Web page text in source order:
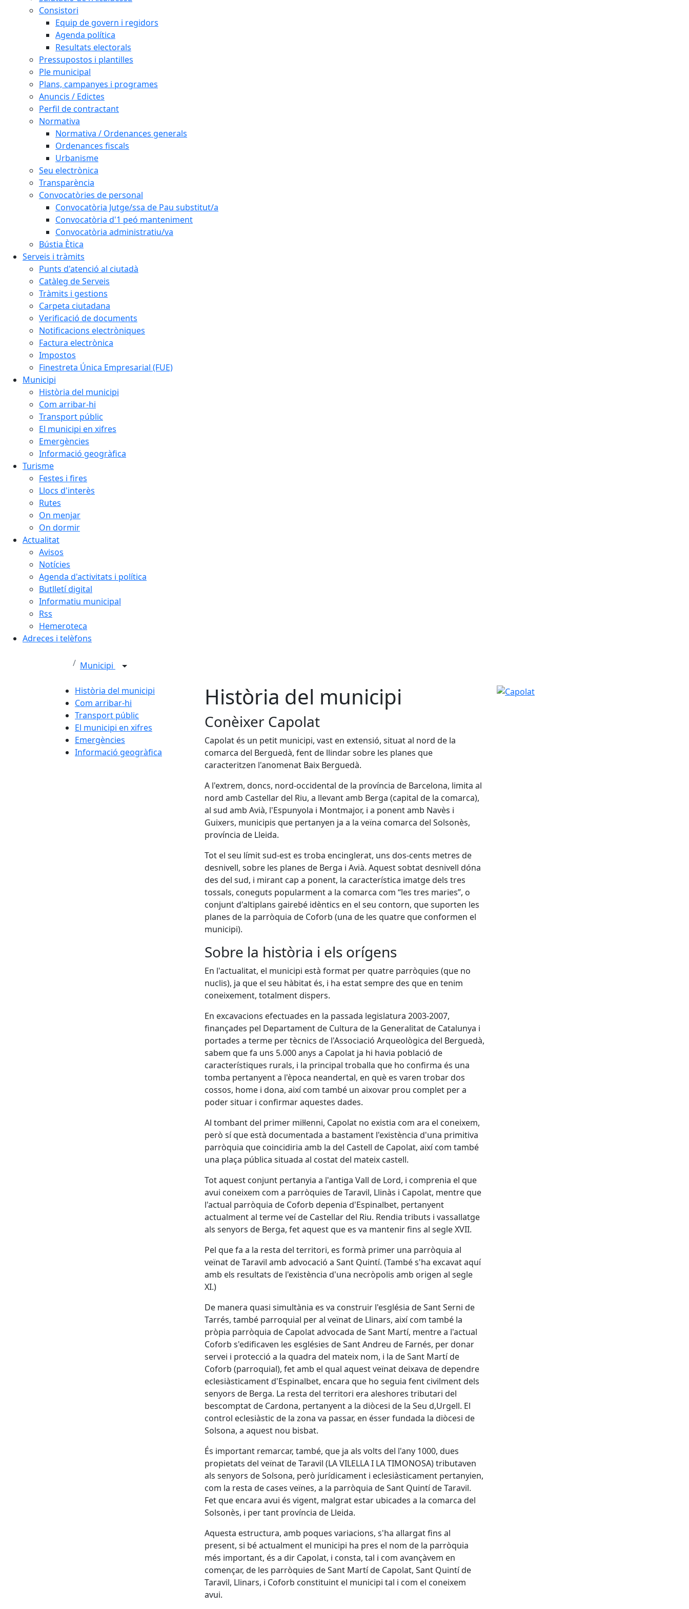
Consistori
Equip de govern i regidors
Agenda política
Resultats electorals
Pressupostos i plantilles
Ple municipal
Plans, campanyes i programes
Anuncis / Edictes
Perfil de contractant
Normativa
Normativa / Ordenances generals
Ordenances fiscals
Urbanisme
Seu electrònica
Transparència
Convocatòries de personal
Convocatòria Jutge/ssa de Pau substitut/a
Convocatòria d'1 peó manteniment
Convocatòria administratiu/va
Bústia Ètica
Serveis i tràmits
Punts d'atenció al ciutadà
Catàleg de Serveis
Tràmits i gestions
Carpeta ciutadana
Verificació de documents
Notificacions electròniques
Factura electrònica
Impostos
Finestreta Única Empresarial (FUE)
Municipi
Història del municipi
Com arribar-hi
Transport públic
El municipi en xifres
Emergències
Informació geogràfica
Turisme
Festes i fires
Llocs d'interès
Rutes
On menjar
On dormir
Actualitat
Avisos
Notícies
Agenda d'activitats i política
Butlletí digital
Informatiu municipal
Rss
Hemeroteca
Adreces i telèfons
Municipi
Història del municipi
Com arribar-hi
Transport públic
El municipi en xifres
Emergències
Informació geogràfica
Història del municipi
Conèixer Capolat
Capolat és un petit municipi, vast en extensió, situat al nord de la
comarca del Berguedà, fent de llindar sobre les planes que
caracteritzen l'anomenat Baix Berguedà.
A l'extrem, doncs, nord-occidental de la província de Barcelona, limita al
nord amb Castellar del Riu, a llevant amb Berga (capital de la comarca),
al sud amb Avià, l'Espunyola i Montmajor, i a ponent amb Navès i
Guixers, municipis que pertanyen ja a la veïna comarca del Solsonès,
província de Lleida.
Tot el seu límit sud-est es troba encinglerat, uns dos-cents metres de
desnivell, sobre les planes de Berga i Avià. Aquest sobtat desnivell dóna
des del sud, i mirant cap a ponent, la característica imatge dels tres
tossals, coneguts popularment a la comarca com “les tres maries”, o
conjunt d'altiplans gairebé idèntics en el seu contorn, que suporten les
planes de la parròquia de Coforb (una de les quatre que conformen el
municipi).
Sobre la història i els orígens
En l'actualitat, el municipi està format per quatre parròquies (que no
nuclis), ja que el seu hàbitat és, i ha estat sempre des que en tenim
coneixement, totalment dispers.
En excavacions efectuades en la passada legislatura 2003-2007,
finançades pel Departament de Cultura de la Generalitat de Catalunya i
portades a terme per tècnics de l'Associació Arqueològica del Berguedà,
sabem que fa uns 5.000 anys a Capolat ja hi havia població de
característiques rurals, i la principal troballa que ho confirma és una
tomba pertanyent a l'època neandertal, en què es varen trobar dos
cossos, home i dona, així com també un aixovar prou complet per a
poder situar i confirmar aquestes dades.
Al tombant del primer mil·lenni, Capolat no existia com ara el coneixem,
però sí que està documentada a bastament l'existència d'una primitiva
parròquia que coincidiria amb la del Castell de Capolat, així com també
una plaça pública situada al costat del mateix castell.
Tot aquest conjunt pertanyia a l'antiga Vall de Lord, i comprenia el que
avui coneixem com a parròquies de Taravil, Llinàs i Capolat, mentre que
l'actual parròquia de Coforb depenia d'Espinalbet, pertanyent
actualment al terme veí de Castellar del Riu. Rendia tributs i vassallatge
als senyors de Berga, fet aquest que es va mantenir fins al segle XVII.
Pel que fa a la resta del territori, es formà primer una parròquia al
veïnat de Taravil amb advocació a Sant Quintí. (També s'ha excavat aquí
amb els resultats de l'existència d'una necròpolis amb origen al segle
XI.)
De manera quasi simultània es va construir l'església de Sant Serni de
Tarrés, també parroquial per al veïnat de Llinars, així com també la
pròpia parròquia de Capolat advocada de Sant Martí, mentre a l'actual
Coforb s'edificaven les esglésies de Sant Andreu de Farnés, per donar
servei i protecció a la quadra del mateix nom, i la de Sant Martí de
Coforb (parroquial), fet amb el qual aquest veïnat deixava de dependre
eclesiàsticament d'Espinalbet, encara que ho seguia fent civilment dels
senyors de Berga. La resta del territori era aleshores tributari del
bescomptat de Cardona, pertanyent a la diòcesi de la Seu d,Urgell. El
control eclesiàstic de la zona va passar, en ésser fundada la diòcesi de
Solsona, a aquest nou bisbat.
És important remarcar, també, que ja als volts del l'any 1000, dues
propietats del veïnat de Taravil (LA VILELLA I LA TIMONOSA) tributaven
als senyors de Solsona, però jurídicament i eclesiàsticament pertanyien,
com la resta de cases veïnes, a la parròquia de Sant Quintí de Taravil.
Fet que encara avui és vigent, malgrat estar ubicades a la comarca del
Solsonès, i per tant província de Lleida.
Aquesta estructura, amb poques variacions, s'ha allargat fins al
present, si bé actualment el municipi ha pres el nom de la parròquia
més important, és a dir Capolat, i consta, tal i com avançàvem en
començar, de les parròquies de Sant Martí de Capolat, Sant Quintí de
Taravil, Llinars, i Coforb constituint el municipi tal i com el coneixem
avui.
Capolat